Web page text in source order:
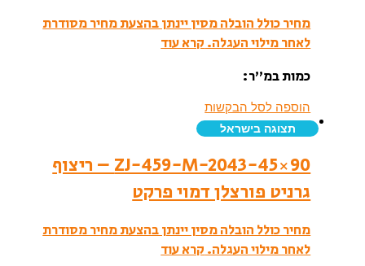
מחיר כולל הובלה מסין יינתן בהצעת מחיר מסודרת
לאחר מילוי העגלה.קרא עוד
כמות במ”ר:
הוספה לסל הבקשות
תצוגה בישראל
ZJ-459-M-2043-45×90 – ריצוף
גרניט פורצלן דמוי פרקט
מחיר כולל הובלה מסין יינתן בהצעת מחיר מסודרת
לאחר מילוי העגלה.קרא עוד